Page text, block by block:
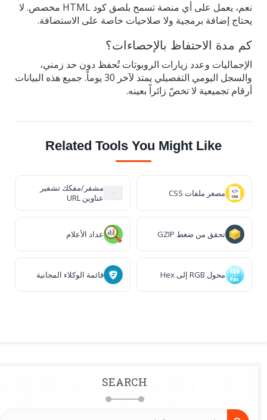
نعم، يعمل على أي منصة تسمح بلصق كود HTML مخصص. لا
يحتاج إضافة برمجية ولا صلاحيات خاصة على الاستضافة.
كم مدة الاحتفاظ بالإحصاءات؟
الإجماليات وعدد زيارات الروبوتات تُحفظ دون حد زمني،
والسجل اليومي التفصيلي يمتد لآخر 30 يوماً. جميع هذه البيانات
أرقام تجميعية لا تخصّ زائراً بعينه.
Related Tools You Might Like
مصغر ملفات CSS
مشفر/مفكك تشفير
عناوين URL
تحقق من ضغط GZIP عداد الأعلام
محول RGB إلى Hex قائمة الوكلاء المجانية
SEARCH